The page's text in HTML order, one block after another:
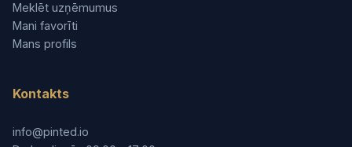
Meklēt uzņēmumus
Mani favorīti
Mans profils
Kontakts
info@pinted.io